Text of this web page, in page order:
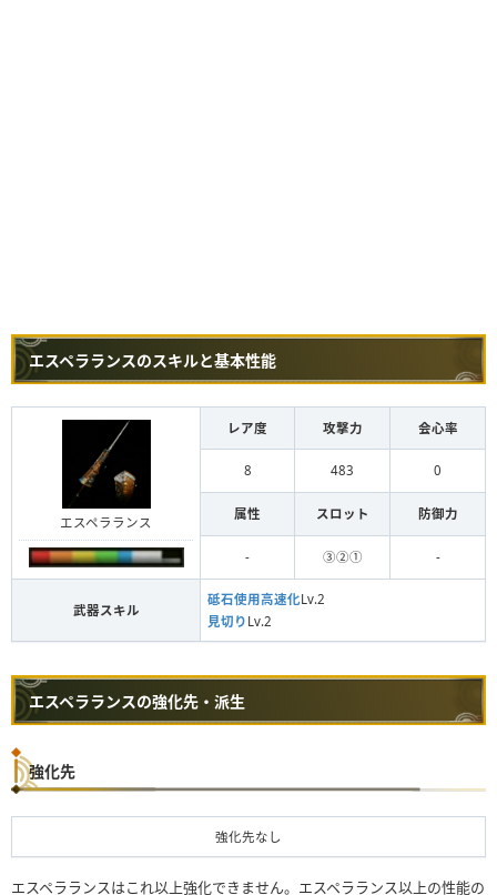
エスペラランスのスキルと基本性能
エスペラランス
レア度 攻撃力 会心率
8 483 0
属性 スロット 防御力
- ③②① -
武器スキル
砥石使用高速化Lv.2
見切り Lv.2
エスペラランスの強化先・派生
強化先
強化先なし
エスペラランスはこれ以上強化できません。エスペラランス以上の性能の